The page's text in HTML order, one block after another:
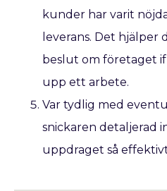
kunder har varit
leverans. Det
beslut om företaget
upp ett arbete.
Var tydlig med
snickaren detaljerad
uppdraget så